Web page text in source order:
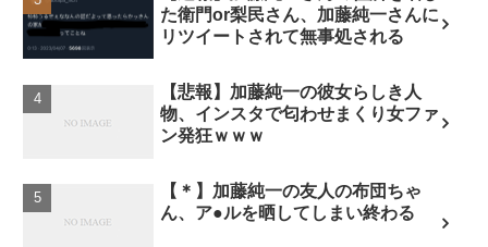
た衛門or梨民さん、加藤純一さんに
リツイートされて無事処される
【悲報】加藤純一の彼女らしき人
物、インスタで匂わせまくり女ファ
ン発狂ｗｗｗ
【＊】加藤純一の友人の布団ちゃ
ん、ア●ルを晒してしまい終わる